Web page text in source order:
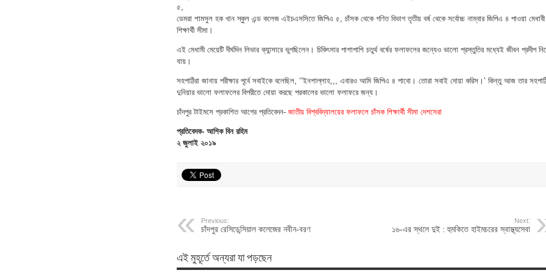
৫,
ডেমরা শামসুল হক খান স্কুল এন্ড কলেজ এইচএসসিতে জিপিএ ৫, চাঁসক থেকে গণিত বিভাগ তৃতীয় বর্ষ থেকে সর্বোচ্চ নাম্বার জিপিএ ৪ পাওয়া মেধাবী
শিক্ষার্থী সীমা।
এই মেধামী মেয়েটি দীর্ঘদিন লিভার ক্যান্সারে ভুগছিলেন। চিকিৎসার পাশাপাশি চতুর্থ বর্ষের ফলাফলের জন্যেও ভালো প্রস্তুতির মধ্যেই জীবন প্রদীপ
যায়।
সহপাঠিরা জানায় পরীক্ষার পূর্বে সবাইকে বলেছিল, ‘‘ইনশাল্লাহ,,, এবারও আমি জিপিএ ৪ পাবো। তোরা সবাই দোয়া করিস।’ কিন্তু আজ তার
দুনিয়ার ভালো ফলাফলের বিপরীতে দোয়া করছে পরকালের ভালো ফলাফরে জন্য।
চাঁদপুর টাইমসে প্রকাশিত আগের প্রতিবেদন- জাতীয় বিশ্ববিদ্যালয়ের ফলাফলে চাঁসক শিক্ষার্থী সীমা দেশসেরা
প্রতিবেদক- আশিক বিন রহিম
২ জুলাই ২০১৯
Previous:
চাঁদপুর রেসিডেন্সিয়াল কলেজের নবীন-বরণ
Next:
১৬-এর স্থলে দুই : হুমকিতে হাইমচরের স্বাস্থ্যসেবা
এই মুহূর্তে অন্যরা যা পড়ছেন